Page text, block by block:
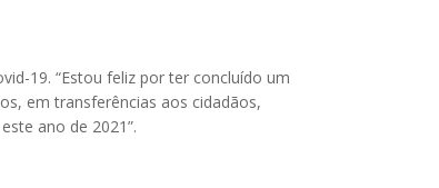
19. “Estou feliz por ter concluído um
em transferências aos cidadãos,
ano de 2021”.